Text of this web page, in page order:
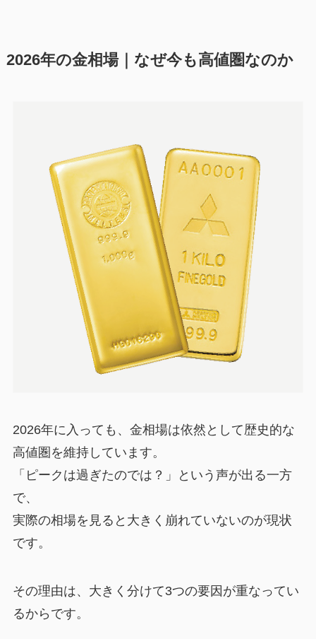
2026年の金相場｜なぜ今も高値圏なのか
2026年に入っても、金相場は依然として歴史的な
高値圏を維持しています。
「ピークは過ぎたのでは？」という声が出る一方
で、
実際の相場を見ると大きく崩れていないのが現状
です。
その理由は、大きく分けて3つの要因が重なってい
るからです。